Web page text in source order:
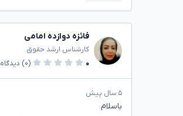
فائزه دوازده امامی
کارشناس ارشد حقوق
۰
(۰) دیدگاه
۵ سال پیش
باسلام